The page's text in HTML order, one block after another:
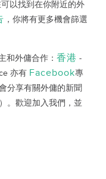
以找到在你附近的外
，你將有更多機會篩選
和外傭合作： 香港 -
亦有 Facebook專
分享有關外傭的新聞
。歡迎加入我們，並